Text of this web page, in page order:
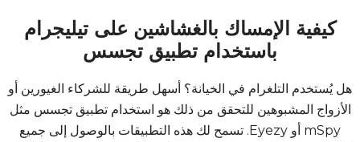
كيفية الإمساك بالغشاشين على تيليجرام
باستخدام تطبيق تجسس
هل يُستخدم التلغرام في الخيانة؟ أسهل طريقة للشركاء الغيورين أو
الأزواج المشبوهين للتحقق من ذلك هو استخدام تطبيق تجسس مثل
mSpy أو Eyezy. تسمح لك هذه التطبيقات بالوصول إلى جميع